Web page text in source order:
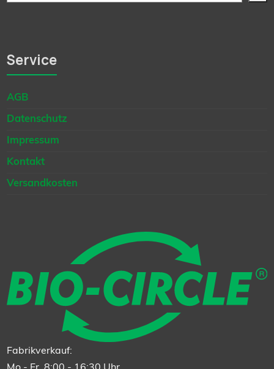
Service
AGB
Datenschutz
Impressum
Kontakt
Versandkosten
Fabrikverkauf:
Mo - Fr, 8:00 - 16:30 Uhr